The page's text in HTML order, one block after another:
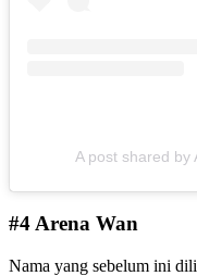
A post shared by
#4 Arena Wan
Nama yang sebelum ini